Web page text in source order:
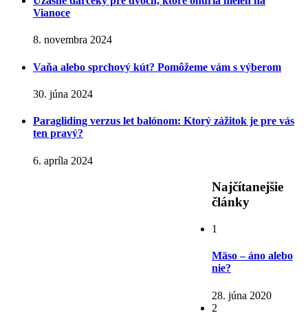
Vianoce
8. novembra 2024
Vaňa alebo sprchový kút? Pomôžeme vám s výberom
30. júna 2024
Paragliding verzus let balónom: Ktorý zážitok je pre vás
ten pravý?
6. apríla 2024
Najčítanejšie
články
1
Mäso – áno alebo
nie?
28. júna 2020
2